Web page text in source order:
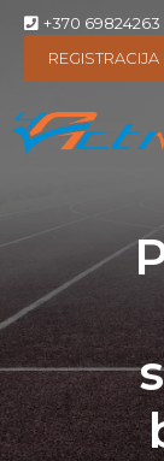
+370 69824263